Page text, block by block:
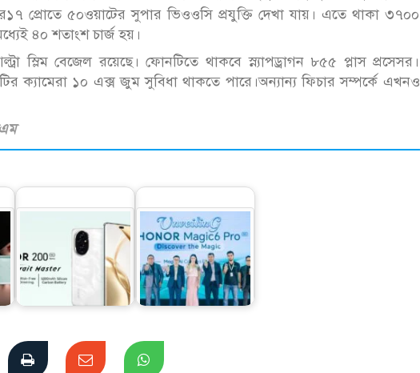
প্রোতে ৫০ওয়াটের সুপার ভিওওসি প্রযুক্তি দেখা যায়। এতে থাকা ৩৭০০
৪০ শতাংশ চার্জ হয়।
স্লিম বেজেল রয়েছে। ফোনটিতে থাকবে স্ন্যাপড্রাগন ৮৫৫ প্লাস প্রসেসর।
ক্যামেরা ১০ এক্স জুম সুবিধা থাকতে পারে।অন্যান্য ফিচার সম্পর্কে এখনও
বাজার মাতাতে অনার
নিয়ে আসছে এআই
দেশের বাজারে বিশ্বের
নাম্বার ওয়ান স্মার্টফোন
অনার…